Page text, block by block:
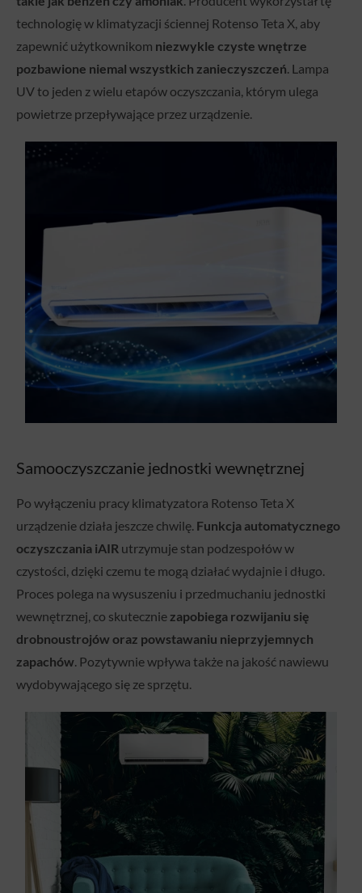
technologię w klimatyzacji ściennej Rotenso Teta X, aby
zapewnić użytkownikom niezwykle czyste wnętrze
pozbawione niemal wszystkich zanieczyszczeń. Lampa
UV to jeden z wielu etapów oczyszczania, którym ulega
powietrze przepływające przez urządzenie.
Samooczyszczanie jednostki wewnętrznej
Po wyłączeniu pracy klimatyzatora Rotenso Teta X
urządzenie działa jeszcze chwilę. Funkcja automatycznego
oczyszczania iAIR utrzymuje stan podzespołów w
czystości, dzięki czemu te mogą działać wydajnie i długo.
Proces polega na wysuszeniu i przedmuchaniu jednostki
wewnętrznej, co skutecznie zapobiega rozwijaniu się
drobnoustrojów oraz powstawaniu nieprzyjemnych
zapachów. Pozytywnie wpływa także na jakość nawiewu
wydobywającego się ze sprzętu.